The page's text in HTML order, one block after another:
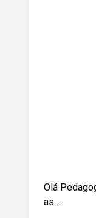
Olá
as ...